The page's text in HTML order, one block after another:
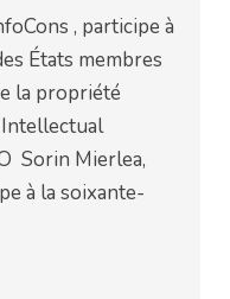
, participe à
États membres
la propriété
Sorin Mierlea,
à la soixante-